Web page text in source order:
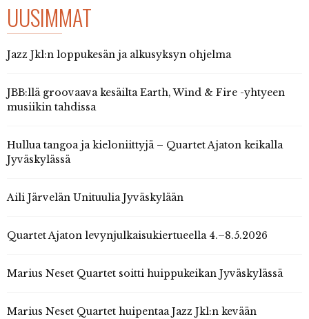
UUSIMMAT
Jazz Jkl:n loppukesän ja alkusyksyn ohjelma
JBB:llä groovaava kesäilta Earth, Wind & Fire -yhtyeen
musiikin tahdissa
Hullua tangoa ja kieloniittyjä – Quartet Ajaton keikalla
Jyväskylässä
Aili Järvelän Unituulia Jyväskylään
Quartet Ajaton levynjulkaisukiertueella 4.–8.5.2026
Marius Neset Quartet soitti huippukeikan Jyväskylässä
Marius Neset Quartet huipentaa Jazz Jkl:n kevään